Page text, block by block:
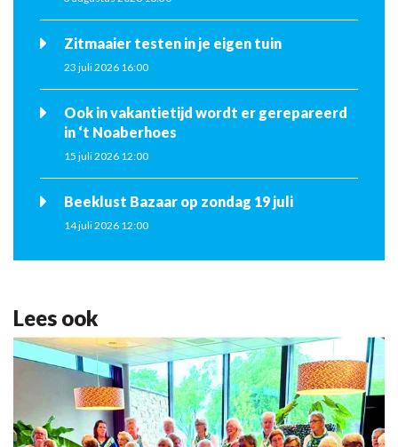
Zitmaaier testen in je eigen tuin
23 juli 2026 16:00
Ook in vakantietijd wordt er gerepareerd
in ‘t Noaberhoes
15 juli 2026 12:00
Beeklust Bazaar op zondag 19 juli
14 juli 2026 12:00
Lees ook